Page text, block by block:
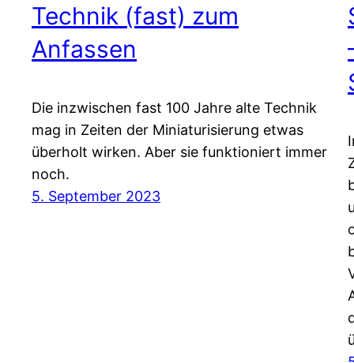
Technik (fast) zum
Anfassen
Die inzwischen fast 100 Jahre alte Technik
mag in Zeiten der Miniaturisierung etwas
überholt wirken. Aber sie funktioniert immer
noch.
5. September 2023